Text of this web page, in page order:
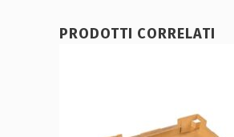
PRODOTTI CORRELATI